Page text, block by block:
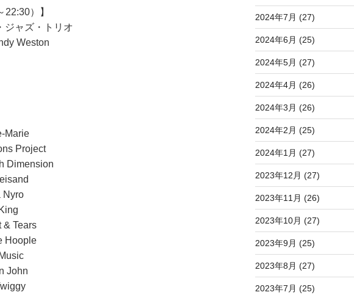
）】
ャズ・トリオ
Weston
Marie
Project
Tears
Hoople
2024年7月 (27)
2024年6月 (25)
2024年5月 (27)
2024年4月 (26)
2024年3月 (26)
2024年2月 (25)
2024年1月 (27)
2023年12月 (27)
2023年11月 (26)
2023年10月 (27)
2023年9月 (25)
2023年8月 (27)
2023年7月 (25)